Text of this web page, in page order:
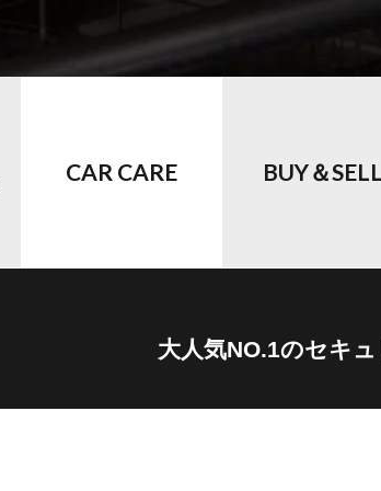
CAR CARE BUY＆SELL
大人気NO.1のセキ